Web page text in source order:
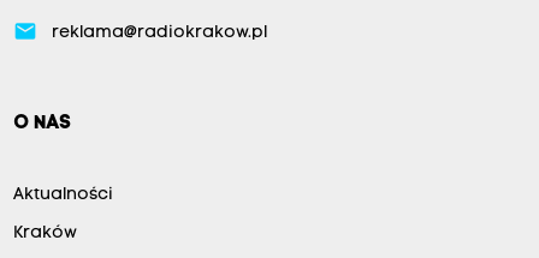
email reklama@radiokrakow.pl
O NAS
Aktualności
Kraków